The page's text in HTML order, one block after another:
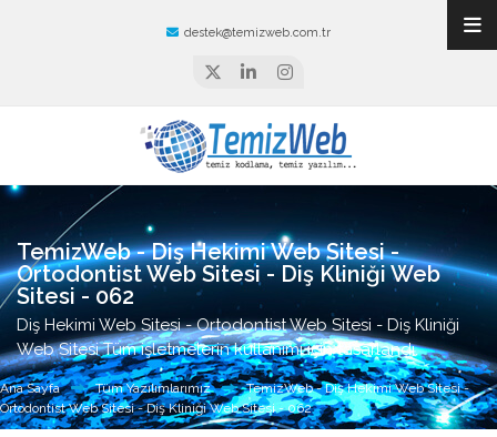
destek@temizweb.com.tr
TemizWeb - Diş Hekimi Web Sitesi -
Ortodontist Web Sitesi - Diş Kliniği Web
Sitesi - 062
Diş Hekimi Web Sitesi - Ortodontist Web Sitesi - Diş Kliniği
Web Sitesi Tüm işletmelerin kullanımı için tasarlandı.
Ana Sayfa Tüm Yazılımlarımız
TemizWeb - Diş Hekimi Web Sitesi -
Ortodontist Web Sitesi - Diş Kliniği Web Sitesi - 062